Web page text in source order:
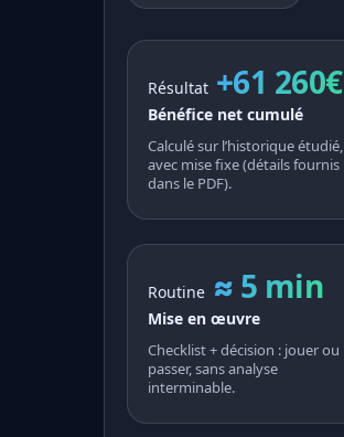
Résultat +61 260€
Bénéfice net cumulé
Calculé sur l’historique étudié,
avec mise fixe (détails fournis
dans le PDF).
Routine ≈ 5 min
Mise en œuvre
Checklist + décision : jouer ou
passer, sans analyse
interminable.